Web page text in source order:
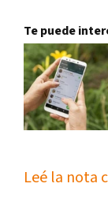
Te puede
Leé la nota